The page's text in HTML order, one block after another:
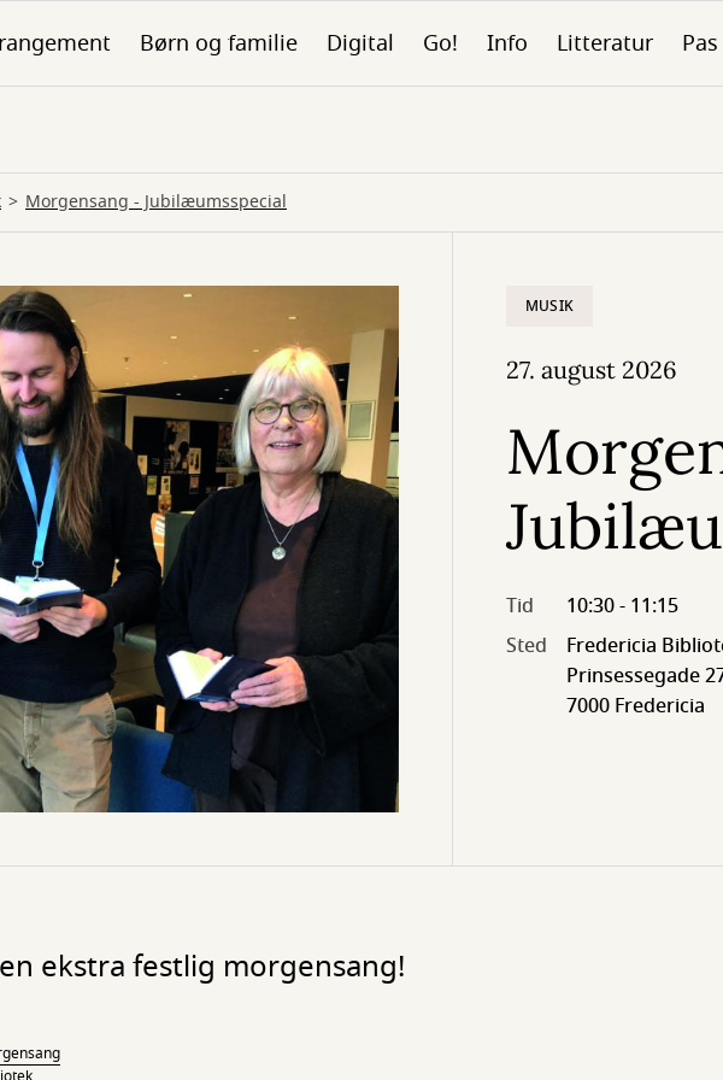
Børn og familie Digital Go! Info Litteratur
Morgensang - Jubilæumsspecial
MUSIK
27. august 2026
Tid
10:30 - 11:15
Sted
Fredericia
Prinsessegade
7000 Fredericia
ekstra festlig morgensang!